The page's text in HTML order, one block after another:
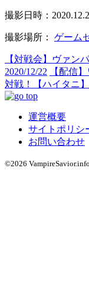
撮影日時：
撮影場所： ゲーム
【対戦会】ヴァン
2020/12/22
【配信
対戦！【ハイタニ】
運営概要
サイトポリシ
お問い合わせ
©2026 VampireSavior.info